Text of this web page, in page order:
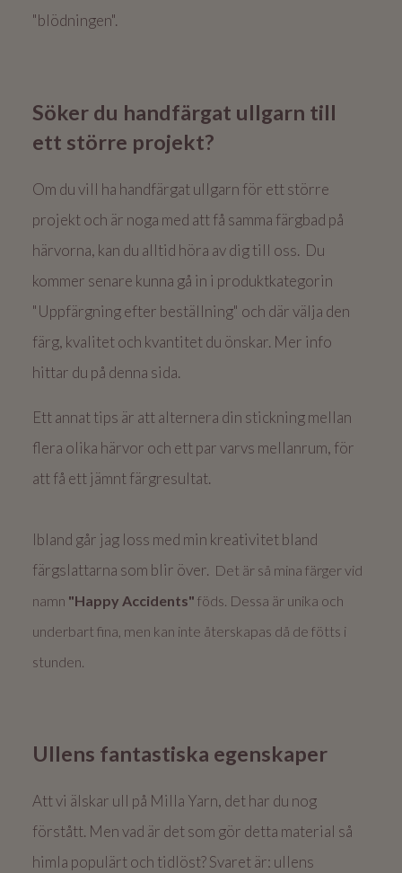
"blödningen".
Söker du handfärgat ullgarn till
ett större projekt?
Om du vill ha handfärgat ullgarn för ett större
projekt och är noga med att få samma färgbad på
härvorna, kan du alltid höra av dig till oss. Du
kommer senare kunna gå in i produktkategorin
"Uppfärgning efter beställning" och där välja den
färg, kvalitet och kvantitet du önskar. Mer info
hittar du på denna sida.
Ett annat tips är att alternera din stickning mellan
flera olika härvor och ett par varvs mellanrum, för
att få ett jämnt färgresultat.
Ibland går jag loss med min kreativitet bland
färgslattarna som blir över. Det är så mina färger vid
namn "Happy Accidents" föds. Dessa är unika och
underbart fina, men kan inte återskapas då de fötts i
stunden.
Ullens fantastiska egenskaper
Att vi älskar ull på Milla Yarn, det har du nog
förstått. Men vad är det som gör detta material så
himla populärt och tidlöst? Svaret är: ullens